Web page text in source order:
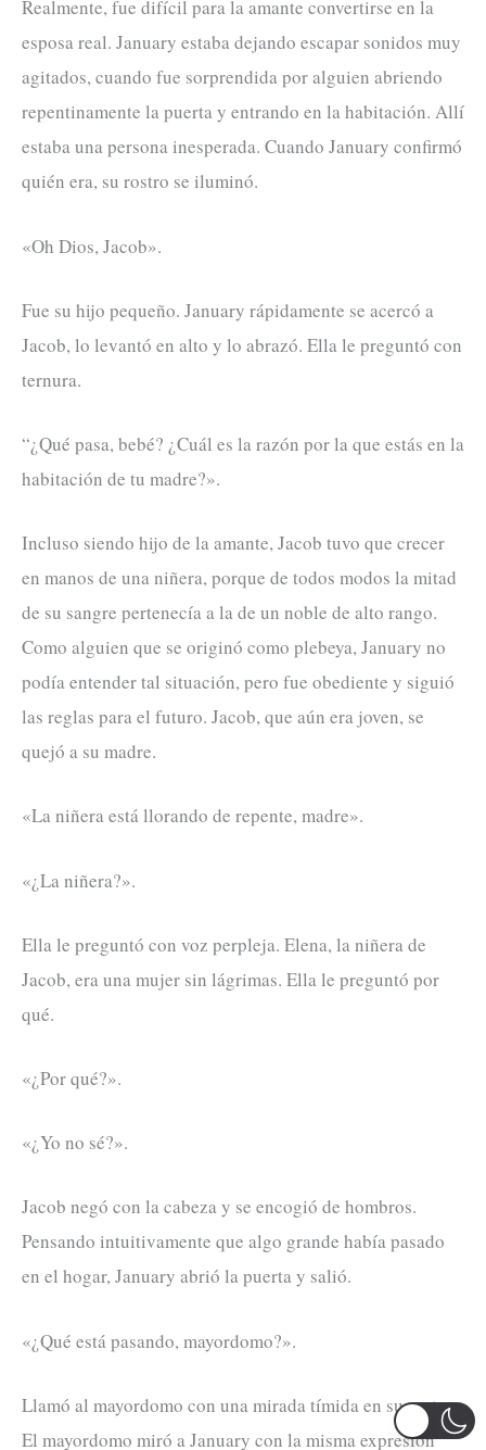
Realmente, fue difícil para la amante convertirse en la
esposa real. January estaba dejando escapar sonidos muy
agitados, cuando fue sorprendida por alguien abriendo
repentinamente la puerta y entrando en la habitación. Allí
estaba una persona inesperada. Cuando January confirmó
quién era, su rostro se iluminó.
«Oh Dios, Jacob».
Fue su hijo pequeño. January rápidamente se acercó a
Jacob, lo levantó en alto y lo abrazó. Ella le preguntó con
ternura.
“¿Qué pasa, bebé? ¿Cuál es la razón por la que estás en la
habitación de tu madre?».
Incluso siendo hijo de la amante, Jacob tuvo que crecer
en manos de una niñera, porque de todos modos la mitad
de su sangre pertenecía a la de un noble de alto rango.
Como alguien que se originó como plebeya, January no
podía entender tal situación, pero fue obediente y siguió
las reglas para el futuro. Jacob, que aún era joven, se
quejó a su madre.
«La niñera está llorando de repente, madre».
«¿La niñera?».
Ella le preguntó con voz perpleja. Elena, la niñera de
Jacob, era una mujer sin lágrimas. Ella le preguntó por
qué.
«¿Por qué?».
«¿Yo no sé?».
Jacob negó con la cabeza y se encogió de hombros.
Pensando intuitivamente que algo grande había pasado
en el hogar, January abrió la puerta y salió.
«¿Qué está pasando, mayordomo?».
Llamó al mayordomo con una mirada tímida en su rostro.
El mayordomo miró a January con la misma expresión